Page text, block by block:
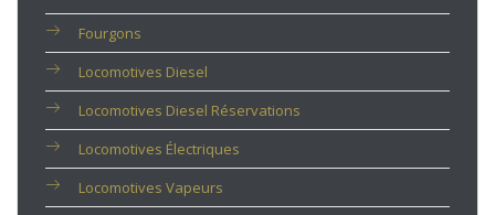
Fourgons
Locomotives Diesel
Locomotives Diesel Réservations
Locomotives Électriques
Locomotives Vapeurs